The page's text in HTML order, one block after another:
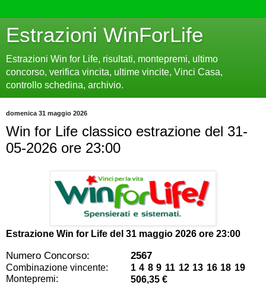
Estrazioni WinForLife
Estrazioni Win for Life, risultati, montepremi, ultimo
concorso, verifica vincita, ultime vincite, Vinci Casa,
controllo schedina, archivio.
domenica 31 maggio 2026
Win for Life classico estrazione del 31-
05-2026 ore 23:00
Estrazione Win for Life del 31 maggio 2026 ore 23:00
Numero Concorso: 2567
Combinazione vincente:
1 4 8 9 11 12 13 16 18 19
Montepremi:
506,35 €